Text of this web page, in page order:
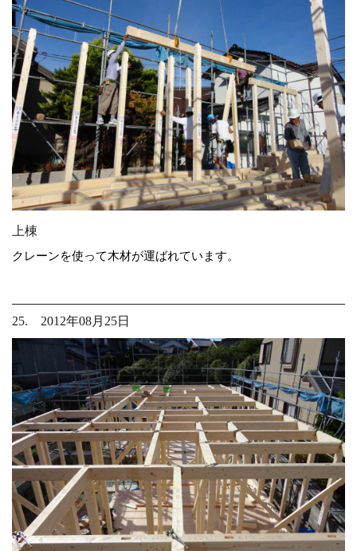
上棟
クレーンを使って木材が運ばれています。
25. 2012年08月25日